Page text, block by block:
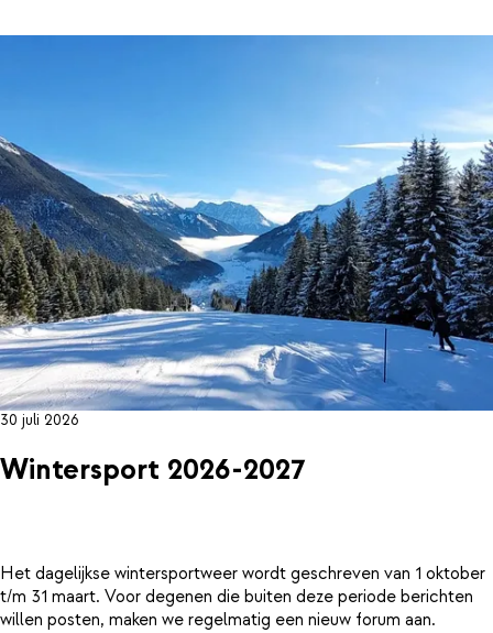
30 juli 2026
Wintersport 2026-2027
Het dagelijkse wintersportweer wordt geschreven van 1 oktober
t/m 31 maart. Voor degenen die buiten deze periode berichten
willen posten, maken we regelmatig een nieuw forum aan.